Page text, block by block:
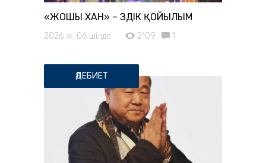
«ЖОШЫ ХАН» – ҮЗДІК ҚОЙЫЛЫМ
2026 ж. 06 шілде 2109 1
ӘДЕБИЕТ